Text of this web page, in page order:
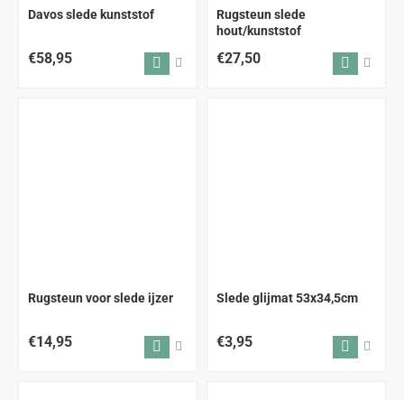
Davos slede kunststof
€58,95
Rugsteun slede
hout/kunststof
€27,50
Rugsteun voor slede ijzer
€14,95
Slede glijmat 53x34,5cm
€3,95